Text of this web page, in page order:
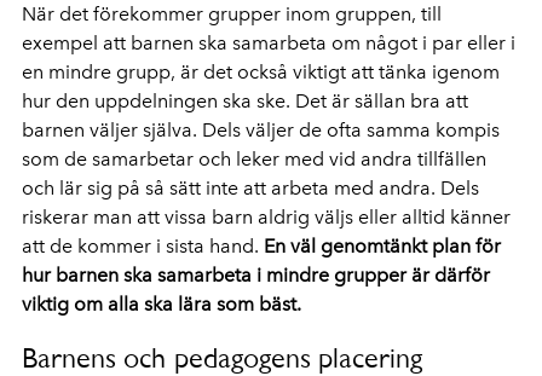
När det förekommer grupper inom gruppen, till
exempel att barnen ska samarbeta om något i par eller i
en mindre grupp, är det också viktigt att tänka igenom
hur den uppdelningen ska ske. Det är sällan bra att
barnen väljer själva. Dels väljer de ofta samma kompis
som de samarbetar och leker med vid andra tillfällen
och lär sig på så sätt inte att arbeta med andra. Dels
riskerar man att vissa barn aldrig väljs eller alltid känner
att de kommer i sista hand. En väl genomtänkt plan för
hur barnen ska samarbeta i mindre grupper är därför
viktig om alla ska lära som bäst.
Barnens och pedagogens placering